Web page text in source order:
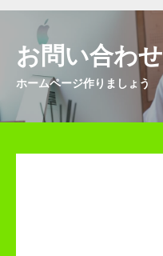
お問い合わせ
ホームページ作りましょう